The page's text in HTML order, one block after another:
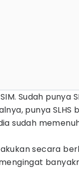
Sudah
punya
sudah
secara